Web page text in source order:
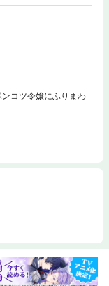
ていく……そして、ア
コツ令嬢にふりまわ